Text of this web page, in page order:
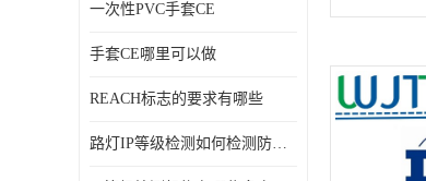
ISO14001体系认证
OHSAS18001体系认证
一次性PVC手套CE
手套CE哪里可以做
REACH标志的要求有哪些
路灯IP等级检测如何检测防尘防水